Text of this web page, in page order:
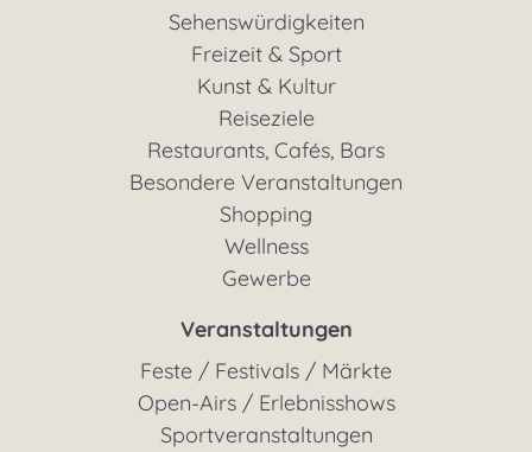
Sehenswürdigkeiten
Freizeit & Sport
Kunst & Kultur
Reiseziele
Restaurants, Cafés, Bars
Besondere Veranstaltungen
Shopping
Wellness
Gewerbe
Veranstaltungen
Feste / Festivals / Märkte
Open-Airs / Erlebnisshows
Sportveranstaltungen